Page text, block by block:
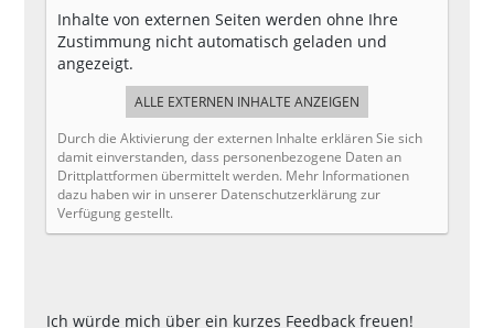
Inhalte von externen Seiten werden ohne Ihre
Zustimmung nicht automatisch geladen und
angezeigt.
ALLE EXTERNEN INHALTE ANZEIGEN
Durch die Aktivierung der externen Inhalte erklären Sie sich
damit einverstanden, dass personenbezogene Daten an
Drittplattformen übermittelt werden. Mehr Informationen
dazu haben wir in unserer Datenschutzerklärung zur
Verfügung gestellt.
Ich würde mich über ein kurzes Feedback freuen!